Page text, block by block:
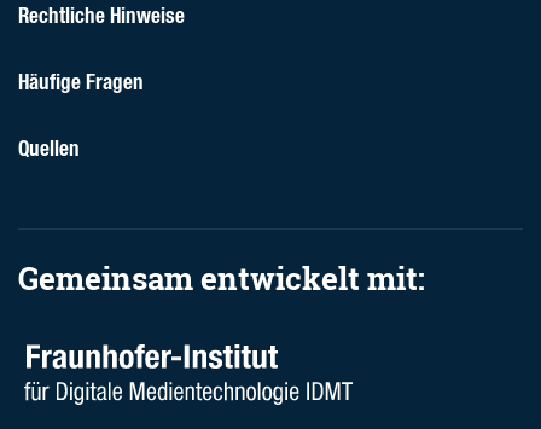
Rechtliche Hinweise
Häufige Fragen
Quellen
Gemeinsam entwickelt mit: